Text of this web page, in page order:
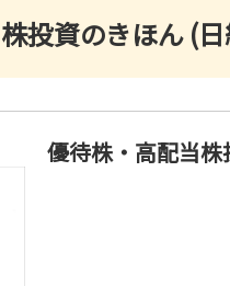
投資のきほん (
優待株・高配当